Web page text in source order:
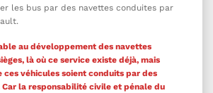
les bus par des navettes conduites par
au développement des navettes
là où ce service existe déjà, mais
ces véhicules soient conduits par des
Car la responsabilité civile et pénale du